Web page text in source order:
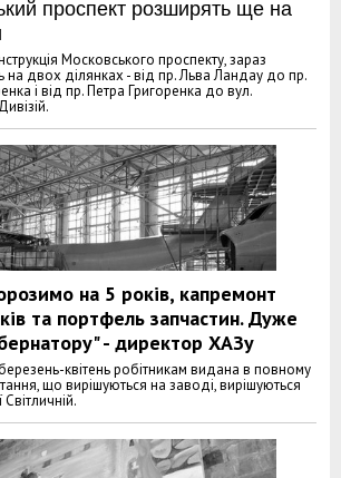
проспект розширять ще на
Московського проспекту, зараз
на двох ділянках - від пр. Льва Ландау до пр.
і від пр. Петра Григоренка до вул.
на 5 рокiв, капремонт
та портфель запчастин. Дуже
- директор ХАЗу
квiтень робітникам видана в повному
що вирішуються на заводі, вирішуються